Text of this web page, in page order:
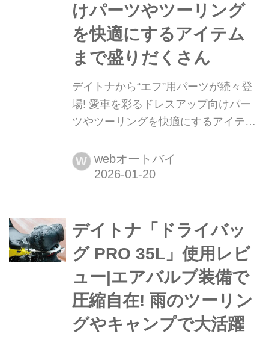
けパーツやツーリング
を快適にするアイテム
まで盛りだくさん
デイトナから“エフ”用パーツが続々登
場! 愛車を彩るドレスアップ向けパー
ツやツーリングを快適にするアイテム
のデイトナから、新型CB1000Fをより
快適・安全に、そしてスタイリッシュ
る。まとめ:オートバイ編集部
W webオートバイ
デイトナ「ドライバッ
グ PRO 35L」使用レビ
ュー|エアバルブ装備で
圧縮自在! 雨のツーリン
グやキャンプで大活躍